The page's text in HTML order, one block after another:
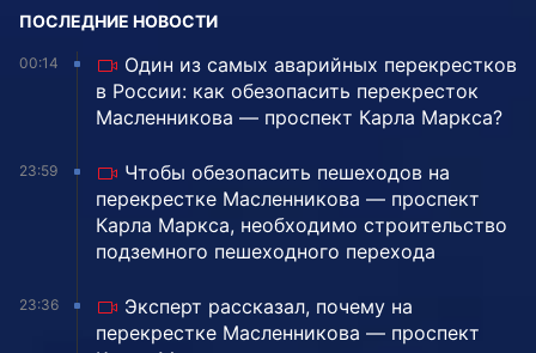
ПОСЛЕДНИЕ НОВОСТИ
00:14
Один из самых аварийных перекрестков
в России: как обезопасить перекресток
Масленникова — проспект Карла Маркса?
23:59
Чтобы обезопасить пешеходов на
перекрестке Масленникова — проспект
Карла Маркса, необходимо строительство
подземного пешеходного перехода
23:36
Эксперт рассказал, почему на
перекрестке Масленникова — проспект